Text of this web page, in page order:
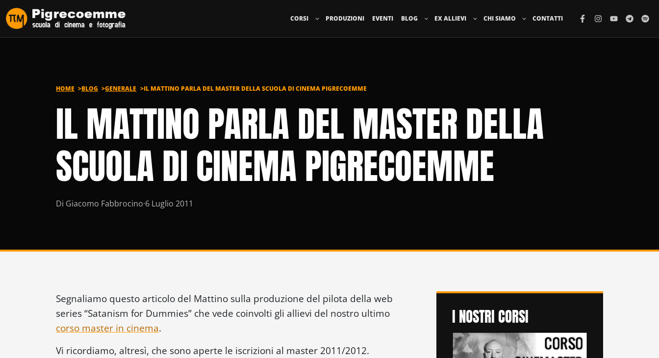
Vai al contenuto
CORSI PRODUZIONI EVENTI BLOG EX ALLIEVI CHI SIAMO CONTATTI
HOME BLOG GENERALE IL MATTINO PARLA DEL MASTER DELLA SCUOLA DI CINEMA PIGRECOEMME
IL MATTINO PARLA DEL MASTER DELLA
SCUOLA DI CINEMA PIGRECOEMME
Di Giacomo Fabbrocino·6 Luglio 2011
Segnaliamo questo articolo del Mattino sulla produzione del pilota della web
series “Satanism for Dummies” che vede coinvolti gli allievi del nostro ultimo
corso master in cinema.
Vi ricordiamo, altresì, che sono aperte le iscrizioni al master 2011/2012.
I NOSTRI CORSI